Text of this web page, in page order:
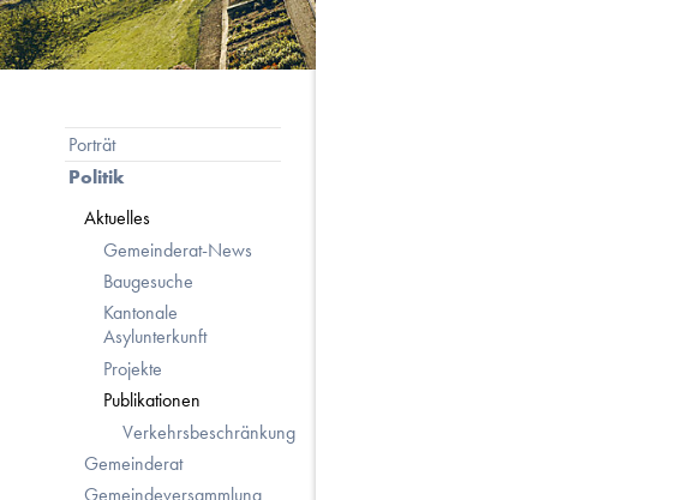
Subnavigation
Porträt
Politik
Aktuelles
Gemeinderat-News
Baugesuche
Kantonale
Asylunterkunft
Projekte
Publikationen
Verkehrsbeschränkung
Gemeinderat
Gemeindeversammlung